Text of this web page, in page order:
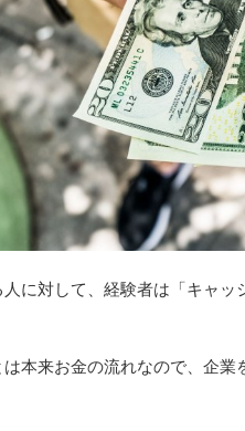
に対して、経験者は「キャ
本来お金の流れなので、企